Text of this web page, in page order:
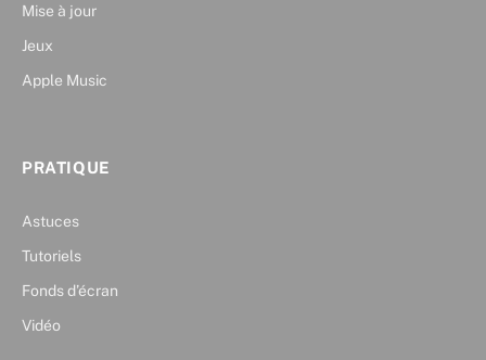
Mise à jour
Jeux
Apple Music
PRATIQUE
Astuces
Tutoriels
Fonds d’écran
Vidéo